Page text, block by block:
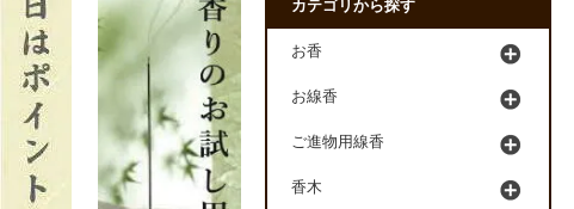
カテゴリから探す
お香
お線香
ご進物用線香
香木